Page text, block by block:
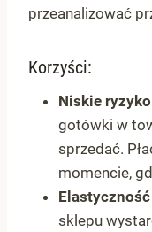
przeanalizować
Korzyści:
Niskie
gotówki w
sprzedać.
momencie,
sklepu